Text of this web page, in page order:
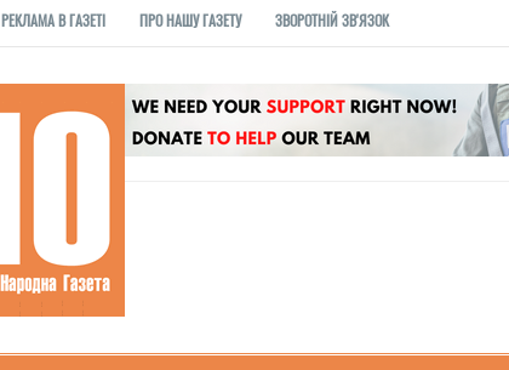
РЕКЛАМА В ГАЗЕТІ ПРО НАШУ ГАЗЕТУ ЗВОРОТНІЙ ЗВ'ЯЗОК